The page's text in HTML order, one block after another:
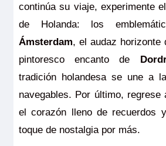
continúa su viaje, experimente
de Holanda: los
Ámsterdam, el audaz horizonte
pintoresco encanto de
tradición holandesa se une a
navegables. Por último, regrese
el corazón lleno de recuerdos
toque de nostalgia por más.